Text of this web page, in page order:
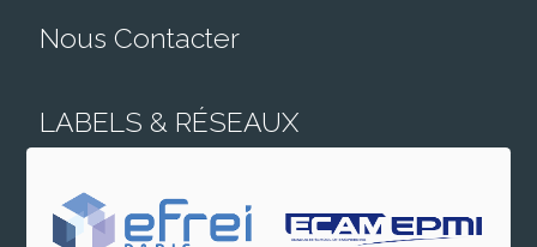
Nous Contacter
LABELS & RÉSEAUX